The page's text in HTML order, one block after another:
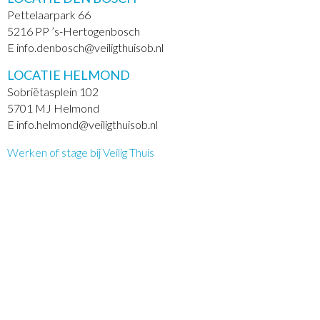
Pettelaarpark 66
5216 PP ’s-Hertogenbosch
E info.denbosch@veiligthuisob.nl
LOCATIE HELMOND
Sobriëtasplein 102
5701 MJ Helmond
E info.helmond@veiligthuisob.nl
Werken of stage bij Veilig Thuis